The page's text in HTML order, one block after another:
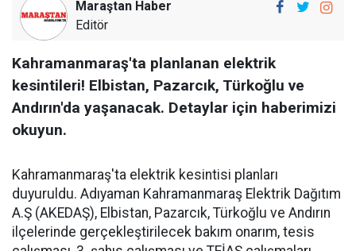
Maraştan Haber
Editör
Kahramanmaraş'ta planlanan elektrik
kesintileri! Elbistan, Pazarcık, Türkoğlu ve
Andırın'da yaşanacak. Detaylar için haberimizi
okuyun.
Kahramanmaraş'ta elektrik kesintisi planları
duyuruldu. Adıyaman Kahramanmaraş Elektrik Dağıtım
A.Ş (AKEDAŞ), Elbistan, Pazarcık, Türkoğlu ve Andırın
ilçelerinde gerçekleştirilecek bakım onarım, tesis